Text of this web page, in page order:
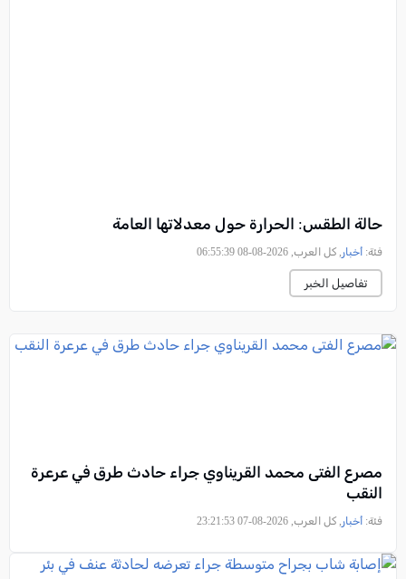
حالة الطقس: الحرارة حول معدلاتها العامة
فئة: أخبار , كل العرب, 2026-08-08 06:55:39
تفاصيل الخبر
مصرع الفتى محمد القريناوي جراء حادث طرق في عرعرة
النقب
فئة: أخبار , كل العرب, 2026-08-07 23:21:53